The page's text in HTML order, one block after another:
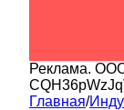
Реклама.
Главная/